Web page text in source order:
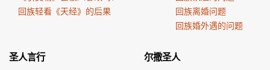
回族轻看《天经》的后果
回族离婚问题
回族婚外遇的问题
圣人言行 尔撒圣人